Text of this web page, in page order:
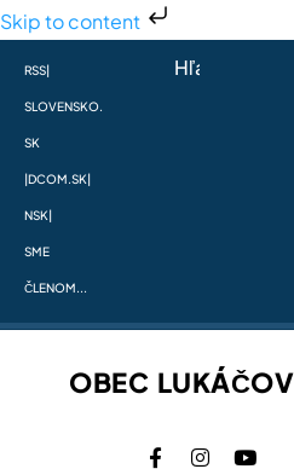
Skip to content
RSS|
SLOVENSKO.
SK
|DCOM.SK|
NSK|
SME
ČLENOM...
OBEC